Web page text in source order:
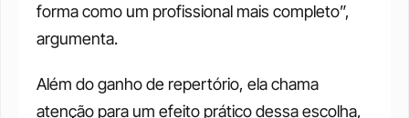
forma como um profissional mais completo”,
argumenta.
Além do ganho de repertório, ela chama
atenção para um efeito prático dessa escolha,